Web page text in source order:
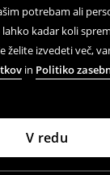
potrebam ali
kadar koli
želite izvedeti več,
in Politiko
V redu